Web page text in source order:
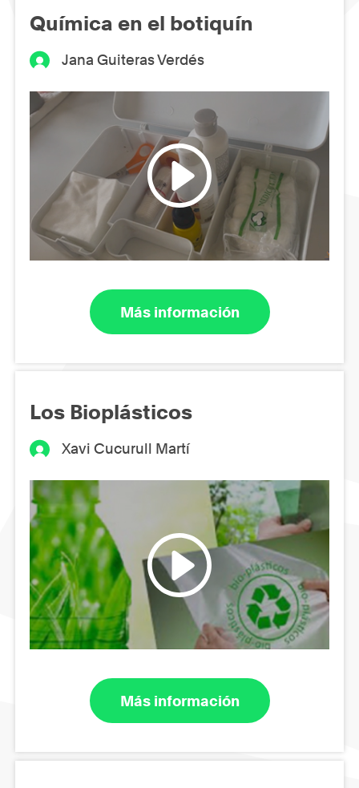
Química en el botiquín
Jana Guiteras Verdés
Más información
Los Bioplásticos
Xavi Cucurull Martí
Más información